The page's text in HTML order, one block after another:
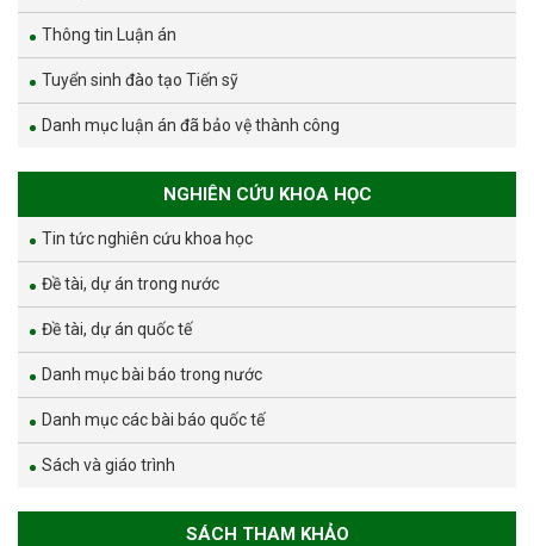
Thông tin Luận án
Tuyển sinh đào tạo Tiến sỹ
Danh mục luận án đã bảo vệ thành công
NGHIÊN CỨU KHOA HỌC
Tin tức nghiên cứu khoa học
Đề tài, dự án trong nước
Đề tài, dự án quốc tế
Danh mục bài báo trong nước
Danh mục các bài báo quốc tế
Sách và giáo trình
SÁCH THAM KHẢO